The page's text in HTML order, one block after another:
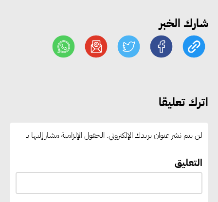
شارك الخبر
اترك تعليقا
لن يتم نشر عنوان بريدك الإلكتروني. الحقول الإلزامية مشار إليها بـ
التعليق
مركزًا إقليميًا لتصدير الدواء
بمحطة القطار الكهربائي الخفيف..